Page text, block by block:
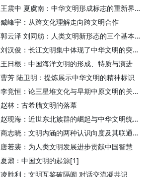
王震中 夏虞南：中华文明形成标志的重新界说——兼对“古国”等
臧峰宇：从跨文化理解走向跨文明合作
郭云泽 刘同舫：人类文明新形态的三个基本问题辨析
刘汉俊：长江文明集中体现了中华文明的突出特性
王日根：中国海洋文明的形成、特质与演进
曹芳 陆卫明：提炼展示中华文明的精神标识
李竞恒：论三星堆文化与早期中原文明的关系
赵林：古希腊文明的落幕
赵现海：近世东北族群的崛起与中华文明统一性的增塑
商志晓：文明内涵的两种认识向度及其联通基础
唐若裴：为人类文明发展进步贡献中国智慧
夏鼐：中国文明的起源[1]
凌胜利：文明互鉴破隔阂 对话交流凝共识